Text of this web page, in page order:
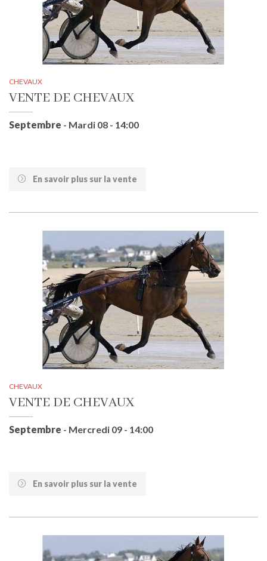
CHEVAUX
VENTE DE CHEVAUX
Septembre - Mardi 08 - 14:00
En savoir plus sur la vente
CHEVAUX
VENTE DE CHEVAUX
Septembre - Mercredi 09 - 14:00
En savoir plus sur la vente